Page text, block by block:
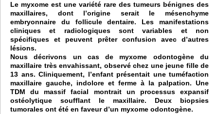
Le myxome est une variété rare des tumeurs bénignes des
maxillaires, dont l’origine serait le mésenchyme
embryonnaire du follicule dentaire. Les manifestations
cliniques et radiologiques sont variables et non
spécifiques et peuvent prêter confusion avec d’autres
lésions.
Nous décrivons un cas de myxome odontogène du
maxillaire très envahissant, observé chez une jeune fille de
13 ans. Cliniquement, l’enfant présentait une tuméfaction
maxillaire gauche, indolore et ferme à la palpation. Une
TDM du massif facial montrait un processus expansif
ostéolytique soufflant le maxillaire. Deux biopsies
tumorales ont été en faveur d’un myxome odontogène.